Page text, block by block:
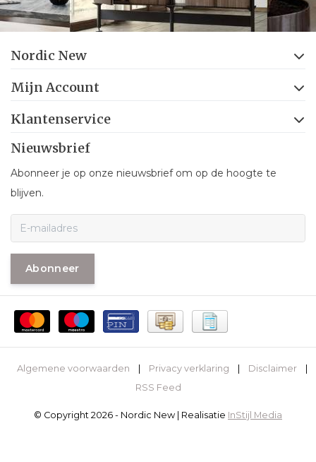
Nordic New
Mijn Account
Klantenservice
Nieuwsbrief
Abonneer je op onze nieuwsbrief om op de hoogte te
blijven.
Abonneer
Algemene voorwaarden Privacy verklaring Disclaimer
RSS Feed
© Copyright 2026 - Nordic New | Realisatie InStijl Media